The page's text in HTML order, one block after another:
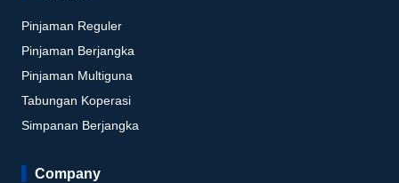
Pinjaman Reguler
Pinjaman Berjangka
Pinjaman Multiguna
Tabungan Koperasi
Simpanan Berjangka
Company